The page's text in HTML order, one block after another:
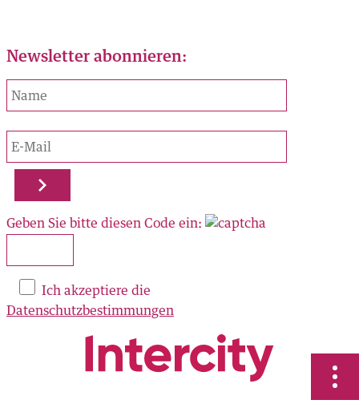
6
00 50
00 50
die
Newsletter abonnieren:
Geben Sie bitte diesen Code ein:
Ich akzeptiere die
Datenschutzbestimmungen